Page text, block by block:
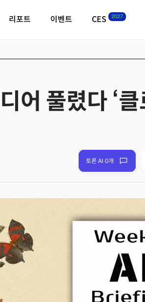
리포트 이벤트 CES 2027
필드 가이드
CES2027 with
어 풀렸다 ‘
토론 AI 0개
Twitter